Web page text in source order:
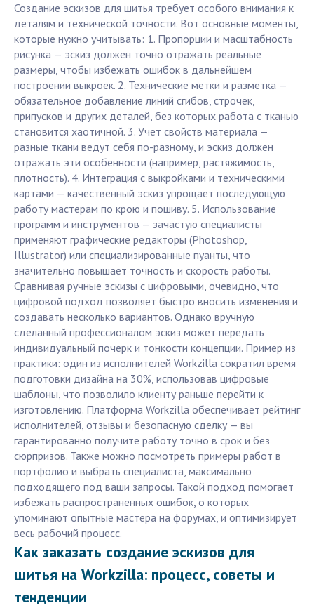
Создание эскизов для шитья требует особого внимания к
деталям и технической точности. Вот основные моменты,
которые нужно учитывать: 1. Пропорции и масштабность
рисунка — эскиз должен точно отражать реальные
размеры, чтобы избежать ошибок в дальнейшем
построении выкроек. 2. Технические метки и разметка —
обязательное добавление линий сгибов, строчек,
припусков и других деталей, без которых работа с тканью
становится хаотичной. 3. Учет свойств материала —
разные ткани ведут себя по-разному, и эскиз должен
отражать эти особенности (например, растяжимость,
плотность). 4. Интеграция с выкройками и техническими
картами — качественный эскиз упрощает последующую
работу мастерам по крою и пошиву. 5. Использование
программ и инструментов — зачастую специалисты
применяют графические редакторы (Photoshop,
Illustrator) или специализированные пуанты, что
значительно повышает точность и скорость работы.
Сравнивая ручные эскизы с цифровыми, очевидно, что
цифровой подход позволяет быстро вносить изменения и
создавать несколько вариантов. Однако вручную
сделанный профессионалом эскиз может передать
индивидуальный почерк и тонкости концепции. Пример из
практики: один из исполнителей Workzilla сократил время
подготовки дизайна на 30%, использовав цифровые
шаблоны, что позволило клиенту раньше перейти к
изготовлению. Платформа Workzilla обеспечивает рейтинг
исполнителей, отзывы и безопасную сделку — вы
гарантированно получите работу точно в срок и без
сюрпризов. Также можно посмотреть примеры работ в
портфолио и выбрать специалиста, максимально
подходящего под ваши запросы. Такой подход помогает
избежать распространенных ошибок, о которых
упоминают опытные мастера на форумах, и оптимизирует
весь рабочий процесс.
Как заказать создание эскизов для
шитья на Workzilla: процесс, советы и
тенденции